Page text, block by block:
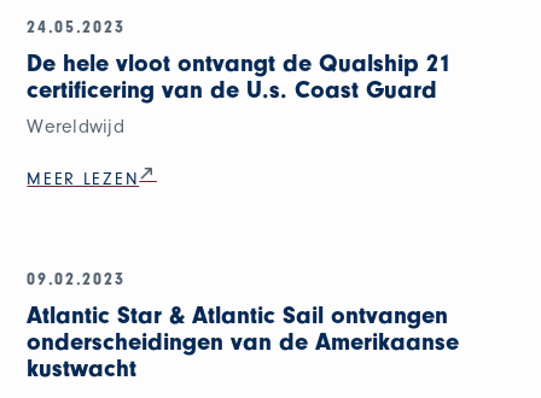
24.05.2023
De hele vloot ontvangt de Qualship 21
certificering van de U.s. Coast Guard
Wereldwijd
MEER LEZEN
09.02.2023
Atlantic Star & Atlantic Sail ontvangen
onderscheidingen van de Amerikaanse
kustwacht